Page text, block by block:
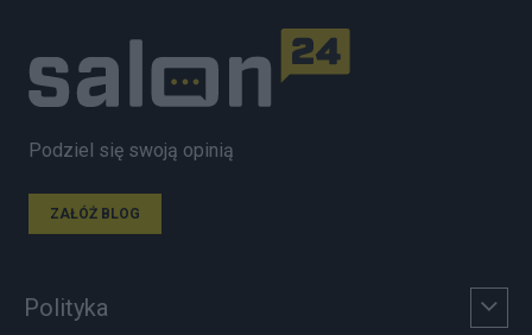
Podziel się swoją opinią
ZAŁÓŻ BLOG
Polityka